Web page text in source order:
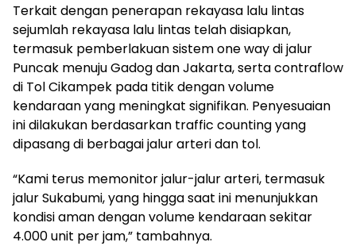
Terkait dengan penerapan rekayasa lalu lintas
sejumlah rekayasa lalu lintas telah disiapkan,
termasuk pemberlakuan sistem one way di jalur
Puncak menuju Gadog dan Jakarta, serta contraflow
di Tol Cikampek pada titik dengan volume
kendaraan yang meningkat signifikan. Penyesuaian
ini dilakukan berdasarkan traffic counting yang
dipasang di berbagai jalur arteri dan tol.
“Kami terus memonitor jalur-jalur arteri, termasuk
jalur Sukabumi, yang hingga saat ini menunjukkan
kondisi aman dengan volume kendaraan sekitar
4.000 unit per jam,” tambahnya.